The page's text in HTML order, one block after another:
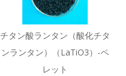
チタン酸ランタン（酸化チタ
ンランタン）（LaTiO3）-ペ
レット